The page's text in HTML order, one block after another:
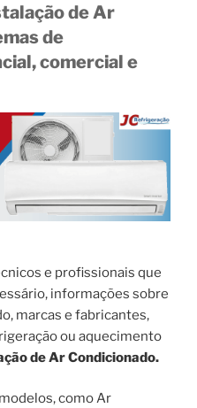
de Ar
de
comercial e
e profissionais que
informações sobre
marcas e fabricantes,
ou aquecimento
de Ar Condicionado.
como Ar